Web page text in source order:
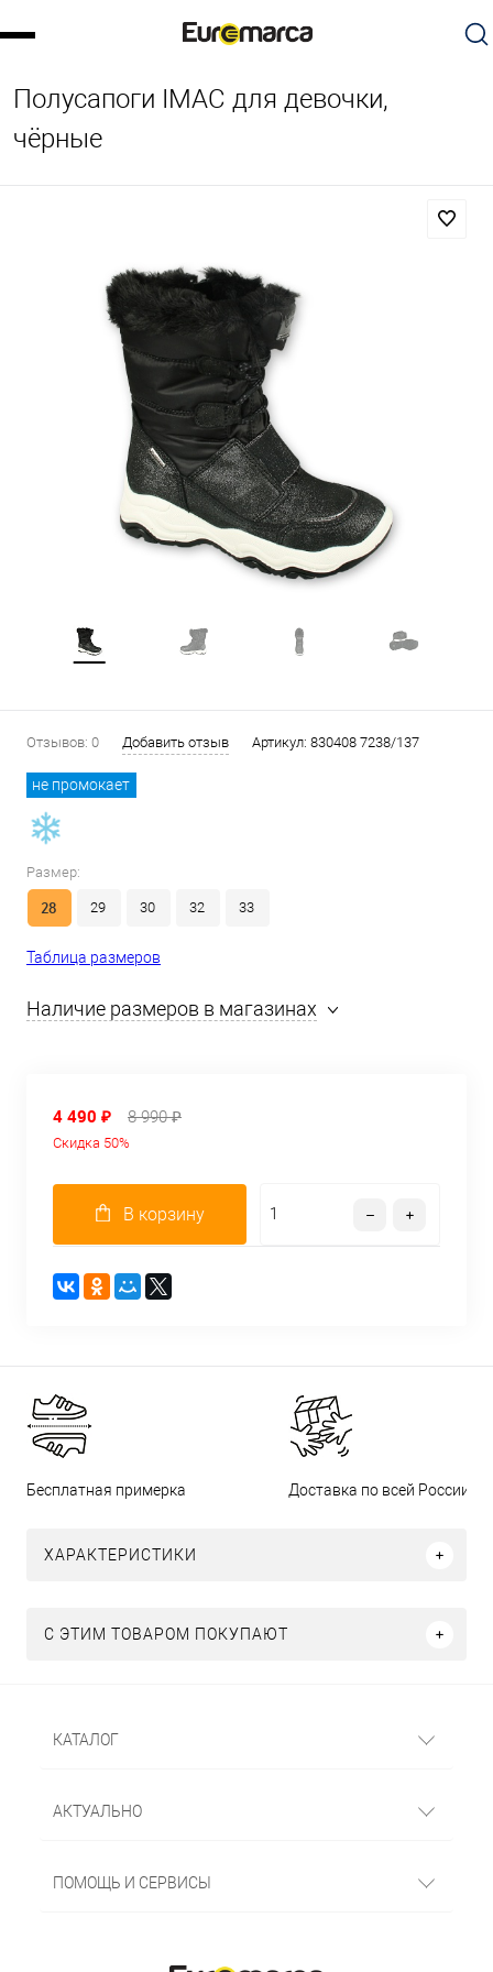
Полусапоги IMAC для девочки,
чёрные
Отзывов: 0 Добавить отзыв Артикул: 830408 7238/137
не промокает
Размер:
28 29 30 32 33
Таблица размеров
Наличие размеров в магазинах
4 490 ₽ 8 990 ₽
Скидка 50%
В корзину
Бесплатная примерка Доставка по всей России
ХАРАКТЕРИСТИКИ
С ЭТИМ ТОВАРОМ ПОКУПАЮТ
КАТАЛОГ
АКТУАЛЬНО
ПОМОЩЬ И СЕРВИСЫ